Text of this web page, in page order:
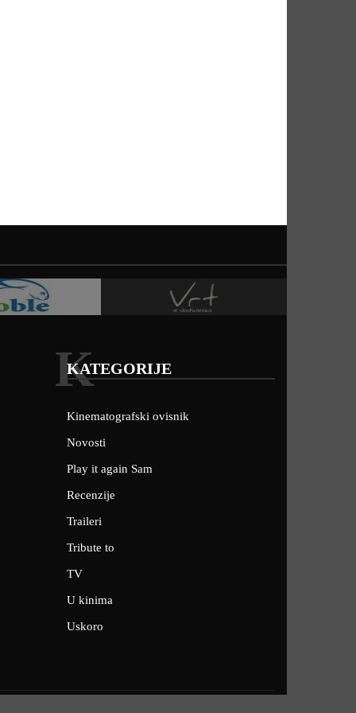
KATEGORIJE
K
Kinematografski ovisnik
Novosti
Play it again Sam
Recenzije
Traileri
Tribute to
TV
U kinima
Uskoro